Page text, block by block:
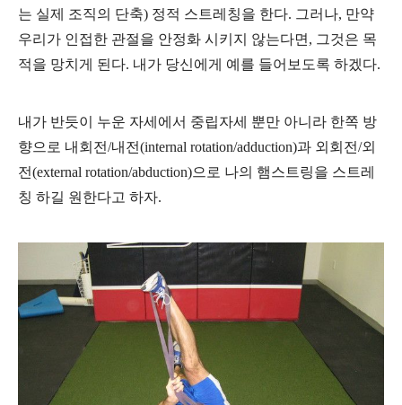
는 실제 조직의 단축) 정적 스트레칭을 한다. 그러나, 만약
우리가 인접한 관절을 안정화 시키지 않는다면, 그것은 목
적을 망치게 된다. 내가 당신에게 예를 들어보도록 하겠다.
내가 반듯이 누운 자세에서 중립자세 뿐만 아니라 한쪽 방
향으로 내회전/내전(internal rotation/adduction)과 외회전/외
전(external rotation/abduction)으로 나의 햄스트링을 스트레
칭 하길 원한다고 하자.